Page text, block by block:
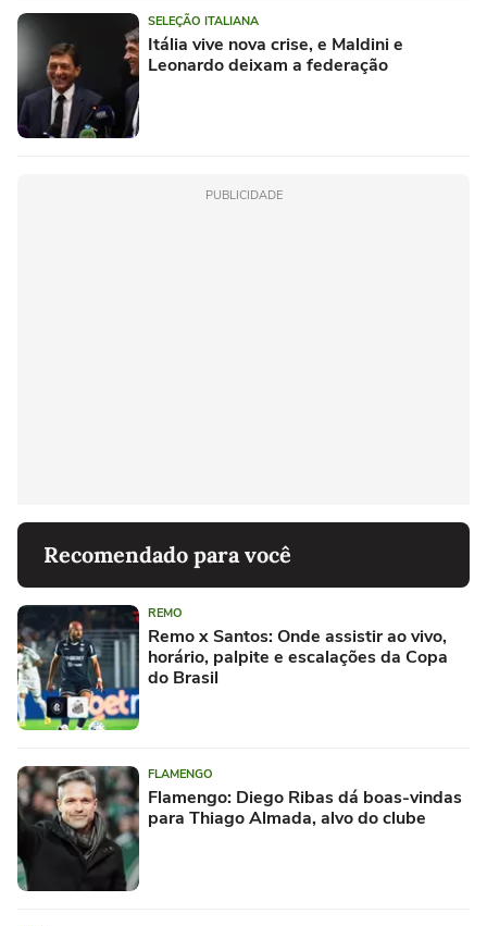
SELEÇÃO ITALIANA
Itália vive nova crise, e Maldini e
Leonardo deixam a federação
PUBLICIDADE
Recomendado para você
REMO
Remo x Santos: Onde assistir ao vivo,
horário, palpite e escalações da Copa
do Brasil
FLAMENGO
Flamengo: Diego Ribas dá boas-vindas
para Thiago Almada, alvo do clube